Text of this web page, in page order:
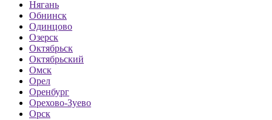
Нягань
Обнинск
Одинцово
Озерск
Октябрьск
Октябрьский
Омск
Орел
Оренбург
Орехово-Зуево
Орск